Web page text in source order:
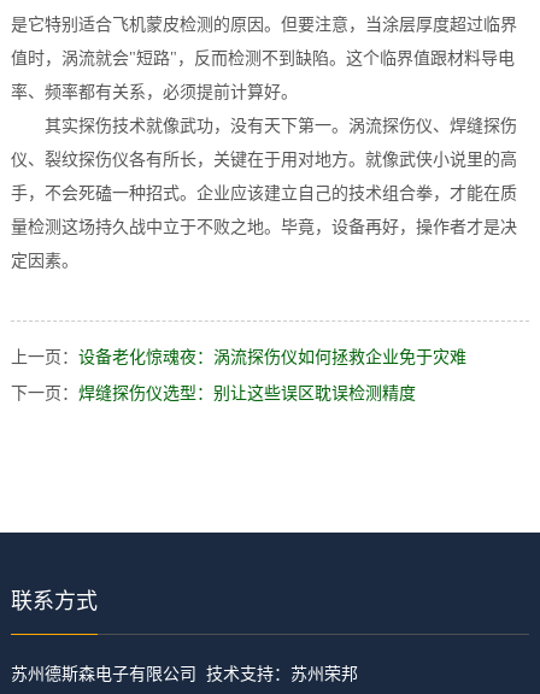
是它特别适合飞机蒙皮检测的原因。但要注意，当涂层厚度超过临界
值时，涡流就会"短路"，反而检测不到缺陷。这个临界值跟材料导电
率、频率都有关系，必须提前计算好。
其实探伤技术就像武功，没有天下第一。涡流探伤仪、焊缝探伤
仪、裂纹探伤仪各有所长，关键在于用对地方。就像武侠小说里的高
手，不会死磕一种招式。企业应该建立自己的技术组合拳，才能在质
量检测这场持久战中立于不败之地。毕竟，设备再好，操作者才是决
定因素。
上一页： 设备老化惊魂夜：涡流探伤仪如何拯救企业免于灾难
下一页： 焊缝探伤仪选型：别让这些误区耽误检测精度
联系方式
​苏州德斯森电子有限公司 技术支持： 苏州荣邦